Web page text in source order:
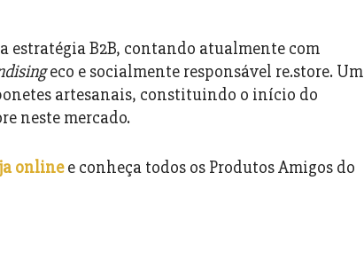
estratégia B2B, contando atualmente com
eco e socialmente responsável re.store. Um
artesanais, constituindo o início do
neste mercado.
onlinee conheça todos os Produtos Amigos do